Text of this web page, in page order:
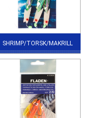
SHRIMP/TORSK/MAKRILL